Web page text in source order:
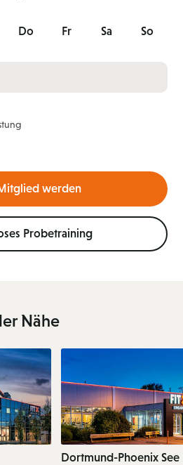
Do Fr Sa So
werden
Probetraining
Nähe
Dortmund-Phoenix See